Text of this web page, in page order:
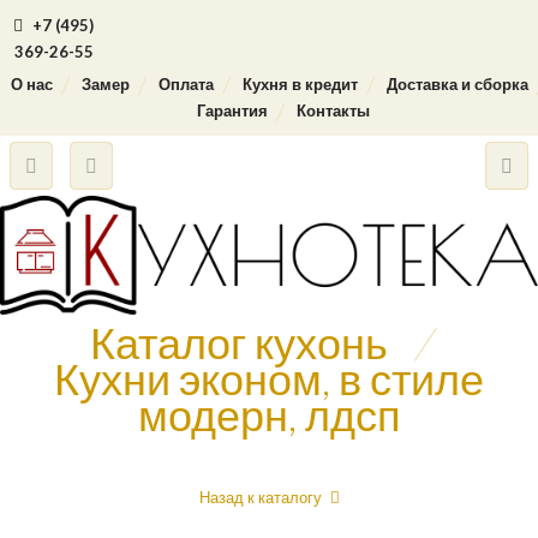
+7 (495)
369-26-55
О нас
Замер Оплата Кухня в кредит
Доставка и сборка
Гарантия
Контакты
Каталог кухонь /
Кухни эконом, в стиле
модерн, лдсп
Назад к каталогу